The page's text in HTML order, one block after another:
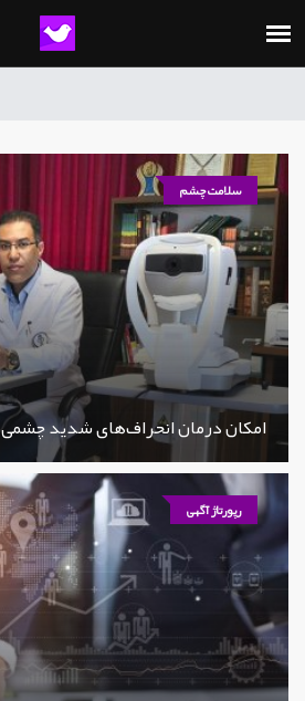
سلامت چشم
امکان درمان انحراف‌های شدید چشمی
رپورتاژ آگهی